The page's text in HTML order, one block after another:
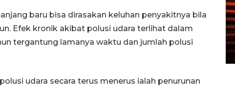
baru bisa dirasakan keluhan penyakitnya bila
Efek kronik akibat polusi udara terlihat dalam
tergantung lamanya waktu dan jumlah polusi
udara secara terus menerus ialah penurunan
Prediksi puncak musim
kemarau di Kalimantan
Tengah